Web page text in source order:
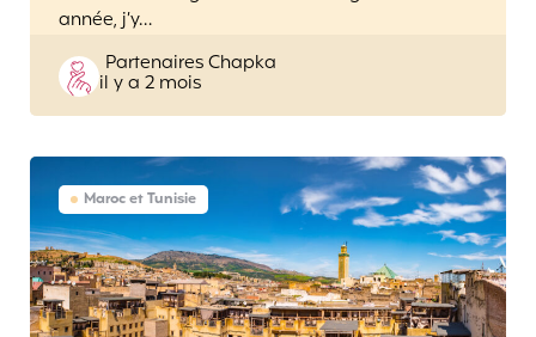
année, j’y…
Posted
by
Partenaires Chapka
il y a 2 mois
Maroc et Tunisie